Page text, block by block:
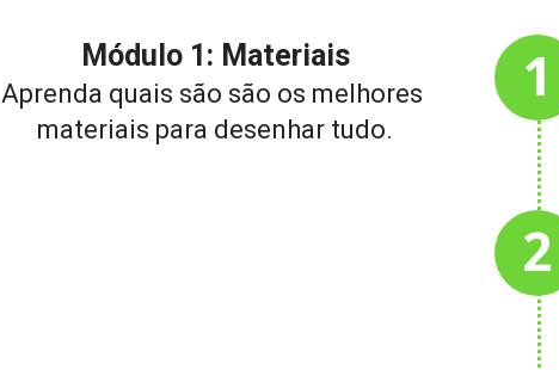
Módulo 1: Materiais
Aprenda quais são são os melhores
materiais para desenhar tudo.
1
2